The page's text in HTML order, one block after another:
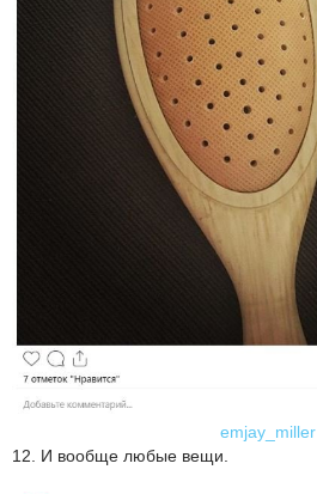
emjay_miller
12. И вообще любые вещи.